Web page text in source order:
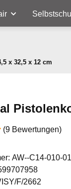
x 32,5 x 12 cm
(9 Bewertungen)
AW--C14-010-01
F/2662